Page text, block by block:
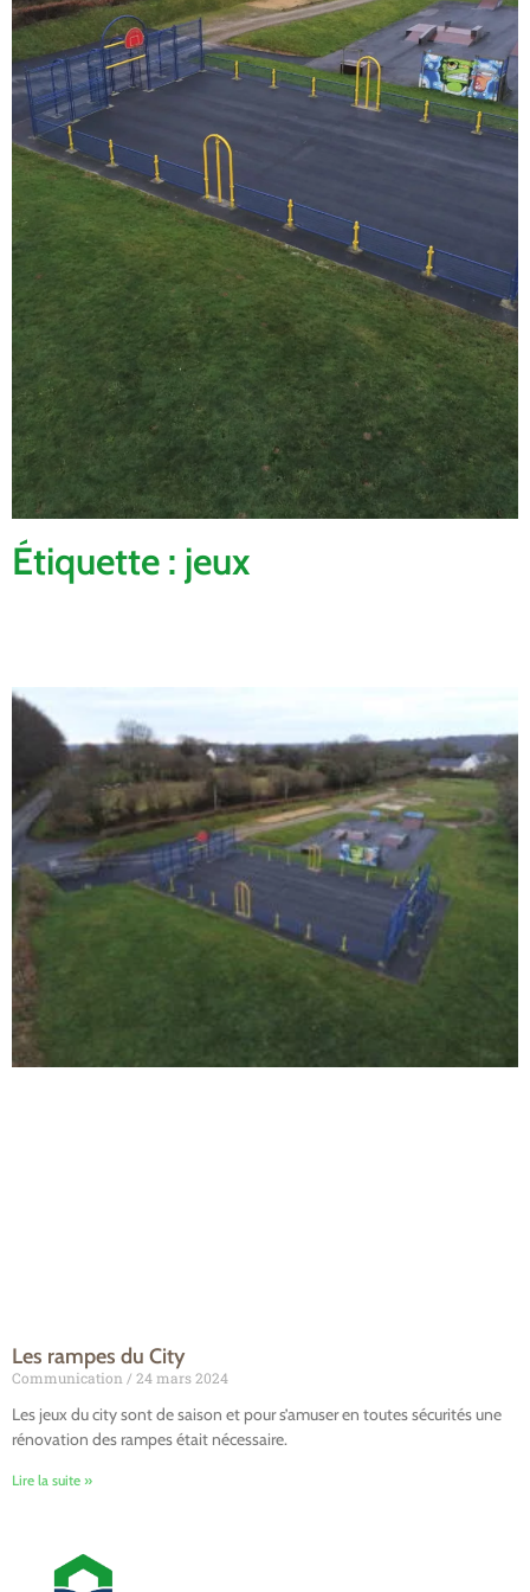
Étiquette : jeux
Les rampes du City
Communication 24 mars 2024
Les jeux du city sont de saison et pour s’amuser en toutes sécurités une
rénovation des rampes était nécessaire.
Lire la suite »